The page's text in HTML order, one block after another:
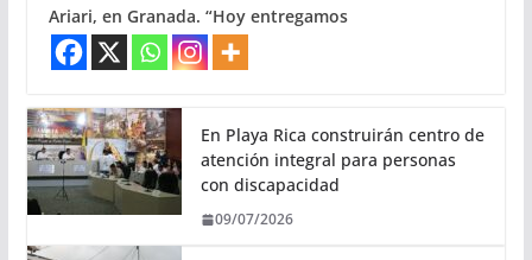
Ariari, en Granada. “Hoy entregamos
En Playa Rica construirán centro de
atención integral para personas
con discapacidad
09/07/2026